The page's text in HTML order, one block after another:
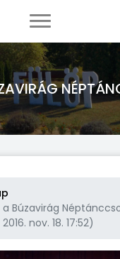
a Búzavirág
nov. 18. 17:52)